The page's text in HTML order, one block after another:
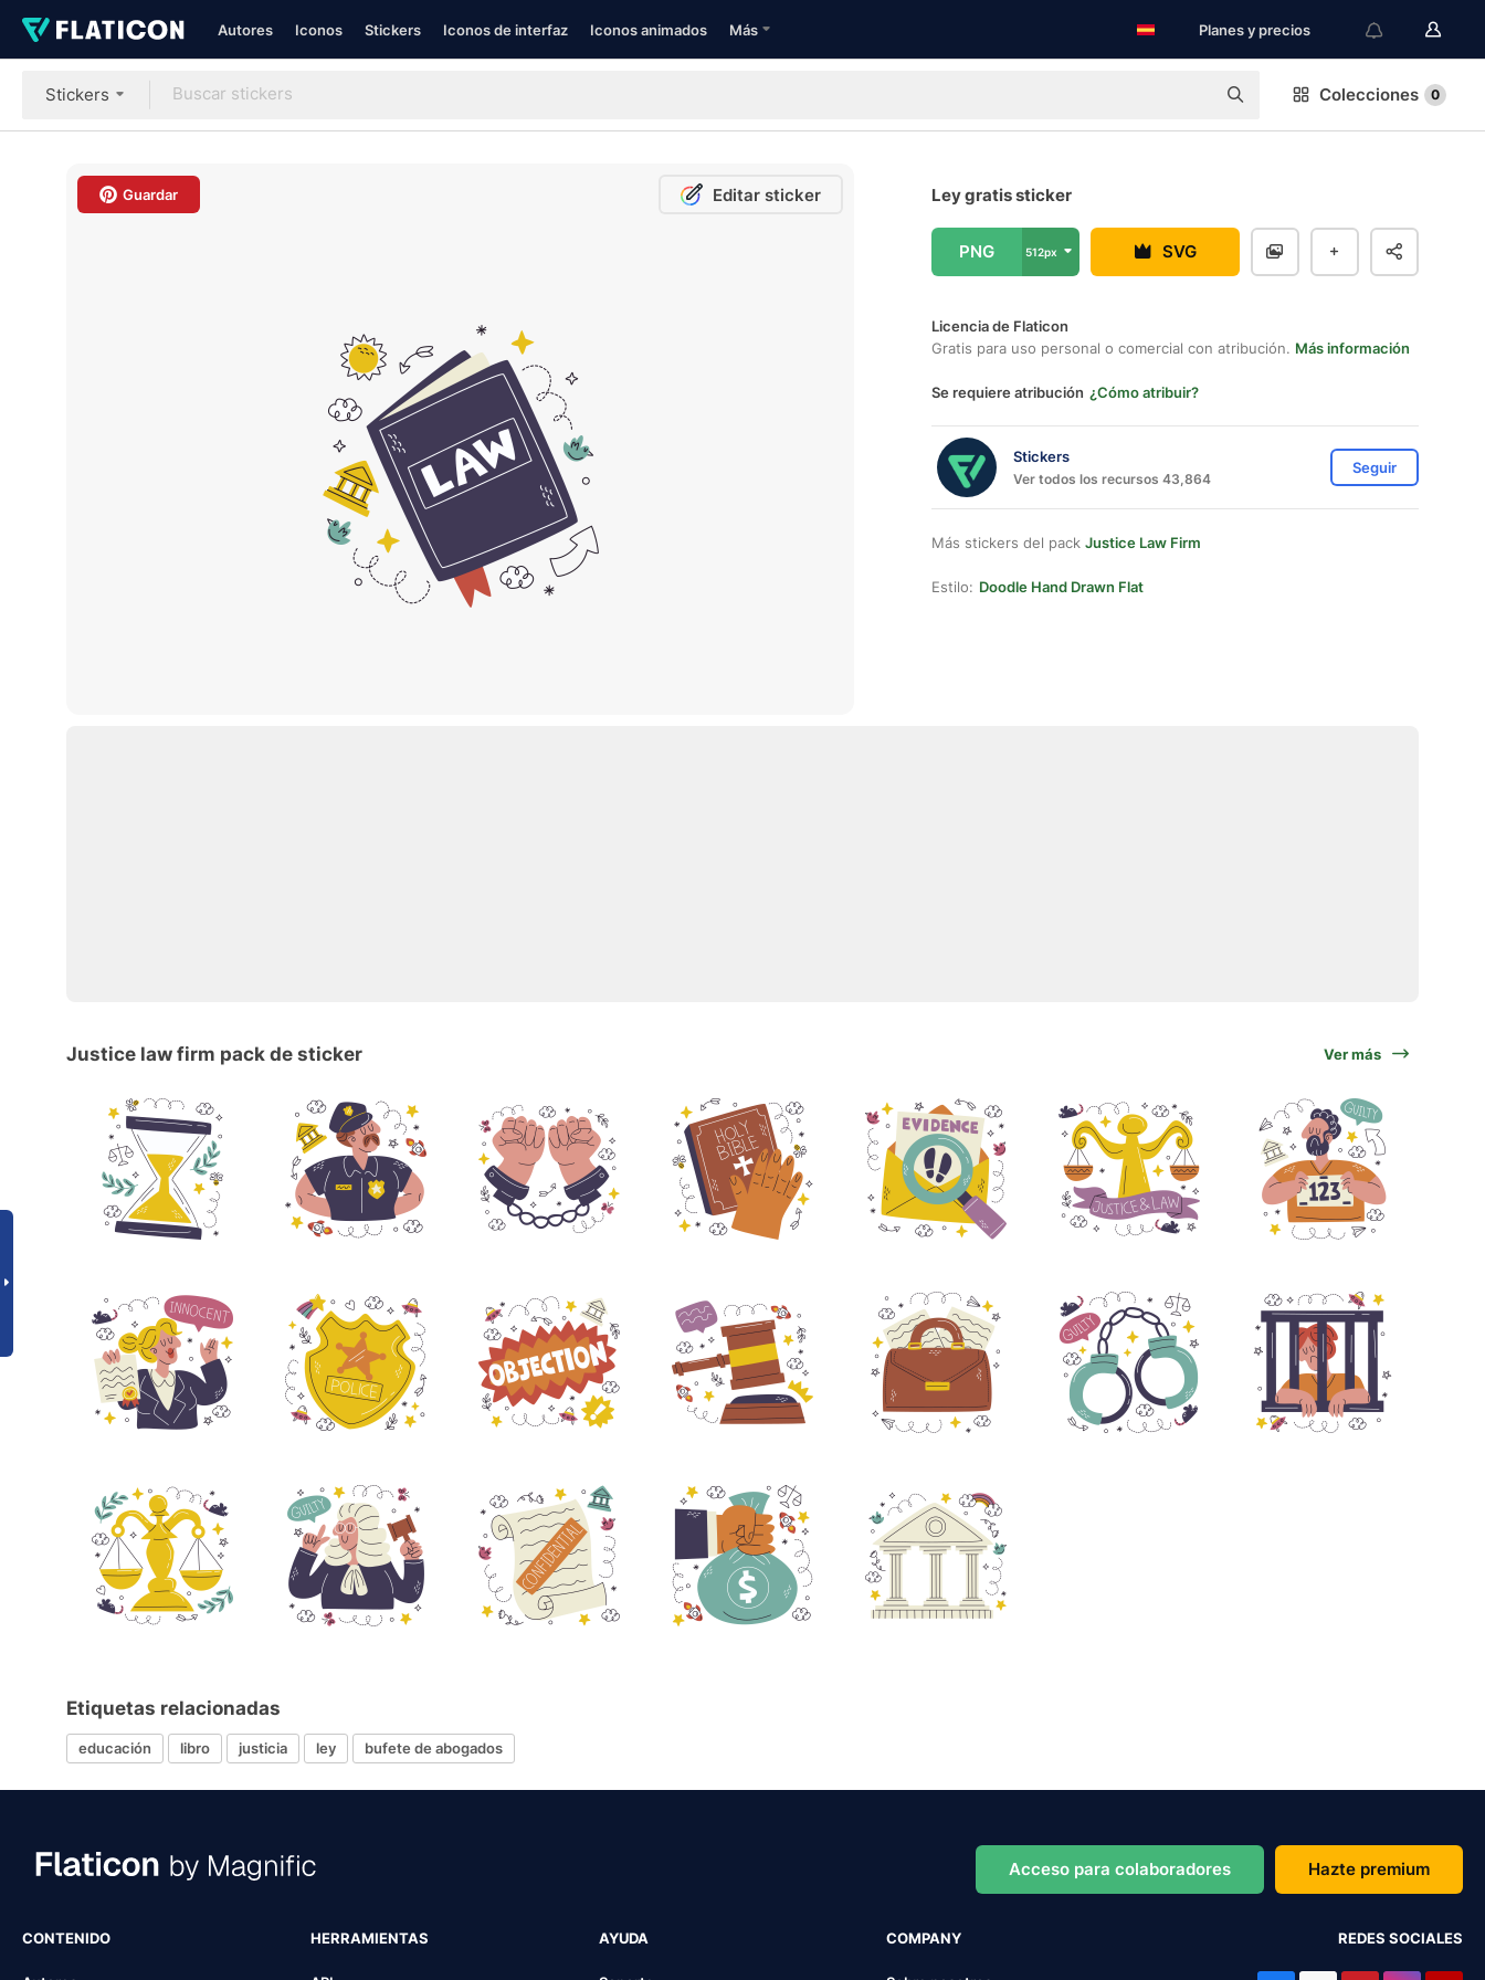
Autores Iconos Stickers Iconos de interfaz Iconos animados Más Planes y precios
Stickers Colecciones 0
Guardar Editar sticker Ley gratis sticker
PNG 512px SVG
Licencia de Flaticon
Gratis para uso personal o comercial con atribución. Más información
Se requiere atribución ¿Cómo atribuir?
Stickers
Ver todos los recursos 43,864
Seguir
Más stickers del pack Justice Law Firm
Estilo: Doodle Hand Drawn Flat
Justice law firm pack de sticker Ver más
Etiquetas relacionadas
educación libro justicia ley bufete de abogados
Acceso para colaboradores Hazte premium
CONTENIDO HERRAMIENTAS AYUDA COMPANY REDES SOCIALES